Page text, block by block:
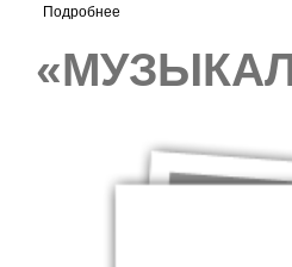
Подробнее